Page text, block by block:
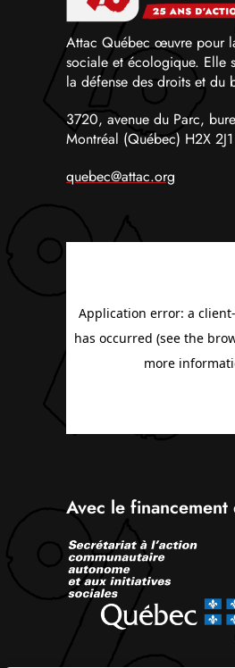
Attac Québec œuvre pour
sociale et écologique. Elle
la défense des droits et du
3720, avenue du Parc,
Montréal (Québec) H2X
quebec@attac.org
Avec le financement